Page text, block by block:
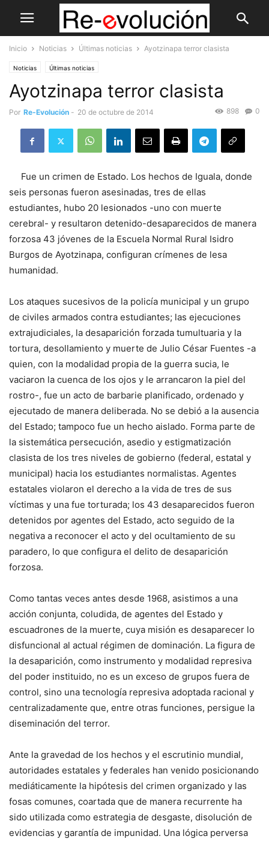
Inicio Noticias Últimas noticias Ayotzinapa terror clasista
Noticias Últimas noticias
Ayotzinapa terror clasista
Por Re-Evolución - 20 de octubre de 2014 0
898
Fue un crimen de Estado. Los hechos de Iguala, donde
seis personas fueron asesinadas, tres de ellas
estudiantes, hubo 20 lesionados -uno con muerte
cerebral- y resultaron detenido-desaparecidos de manera
forzosa 43 jóvenes de la Escuela Normal Rural Isidro
Burgos de Ayotzinapa, configuran crímenes de lesa
humanidad.
Los ataques sucesivos de la policía municipal y un grupo
de civiles armados contra estudiantes; las ejecuciones
extrajudiciales, la desaparición forzada tumultuaria y la
tortura, desollamiento y muerte de Julio César Fuentes -a
quien, con la modalidad propia de la guerra sucia, le
vaciaron la cuenca de los ojos y le arrancaron la piel del
rostro-, fue un acto de barbarie planificado, ordenado y
ejecutado de manera deliberada. No se debió a la ausencia
del Estado; tampoco fue un hecho aislado. Forma parte de
la sistemática persecución, asedio y estigmatización
clasista de los tres niveles de gobierno (federal, estatal y
municipal) hacia los estudiantes normalistas. Agentes
estatales violaron el derecho a la vida de tres de sus
víctimas y una fue torturada; los 43 desaparecidos fueron
detenidos por agentes del Estado, acto seguido de la
negativa a reconocer el acto y del ocultamiento de su
paradero, lo que configura el delito de desaparición
forzosa.
Como tantas veces antes desde 1968, asistimos a una
acción conjunta, coludida, de agentes del Estado y
escuadrones de la muerte, cuya misión es desaparecer lo
disfuncional al actual régimen de dominación. La figura de
la desaparición, como instrumento y modalidad represiva
del poder instituido, no es un exceso de grupos fuera de
control, sino una tecnología represiva adoptada racional y
centralizadamente que, entre otras funciones, persigue la
diseminación del terror.
Ante la gravedad de los hechos y el escrutinio mundial,
autoridades estatales y federales han venido posicionando
mediáticamente la hipótesis del crimen organizado y las
fosas comunes, coartada que de manera recurrente ha
sido utilizada como estrategia de desgaste, disolución de
evidencias y garantía de impunidad. Una lógica perversa